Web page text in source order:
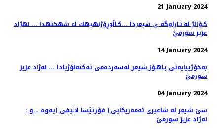
21 January 2024
كـۆالژ له تـاراوگه ی شیعردا ...كـاڵوڕۆژنهیهك له شهختهدا ... نهژاد
عزیز سورمێ
14 January 2024
به‌خۆژییایه‌تی بـاهـۆز شیعر له‌سه‌رده‌می ته‌كنه‌لۆژیادا ... نه‌ژاد عزیز
سورمێ
04 January 2024
سێ شیعر له‌ شاعیری ئه‌مه‌ریكایی ( فۆرتێسا لاتیفی )یه‌وه‌ ...و :
نه‌ژاد عزیز سورمێ